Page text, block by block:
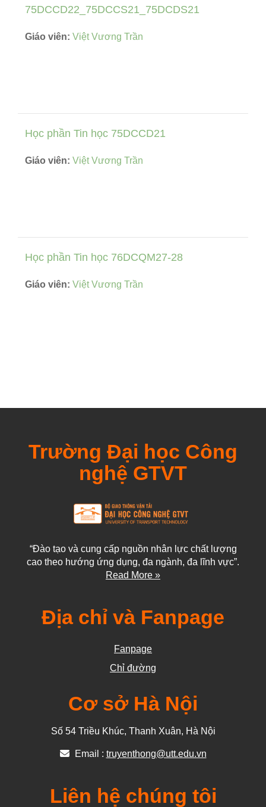
75DCCD22_75DCCS21_75DCDS21
Giáo viên: Việt Vương Trần
Học phần Tin học 75DCCD21
Giáo viên: Việt Vương Trần
Học phần Tin học 76DCQM27-28
Giáo viên: Việt Vương Trần
Trường Đại học Công
nghệ GTVT
“Đào tạo và cung cấp nguồn nhân lực chất lượng
cao theo hướng ứng dụng, đa ngành, đa lĩnh vực”.
Read More »
Địa chỉ và Fanpage
Fanpage
Chỉ đường
Cơ sở Hà Nội
Số 54 Triều Khúc, Thanh Xuân, Hà Nội
Email : truyenthong@utt.edu.vn
Liên hệ chúng tôi